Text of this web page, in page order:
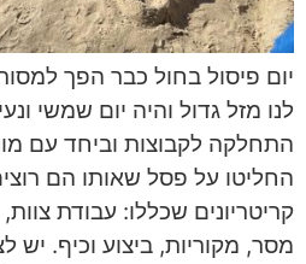
יום פיסול בחול כבר הפך
לנו מזל גדול והיה יום שמשי
התחלקה לקבוצות וביחד עם
החליטו על פסל שאותו הם
קריטריונים שכללו: עבודת
מסר, מקוריות, ביצוע וכיף. יש